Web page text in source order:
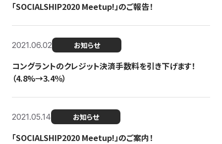
「SOCIALSHIP2020 Meetup!」のご報告！
2021.06.02 お知らせ
コングラントのクレジット決済手数料を引き下げます！
（4.8%→3.4％）
2021.05.14 お知らせ
「SOCIALSHIP2020 Meetup!」のご案内！